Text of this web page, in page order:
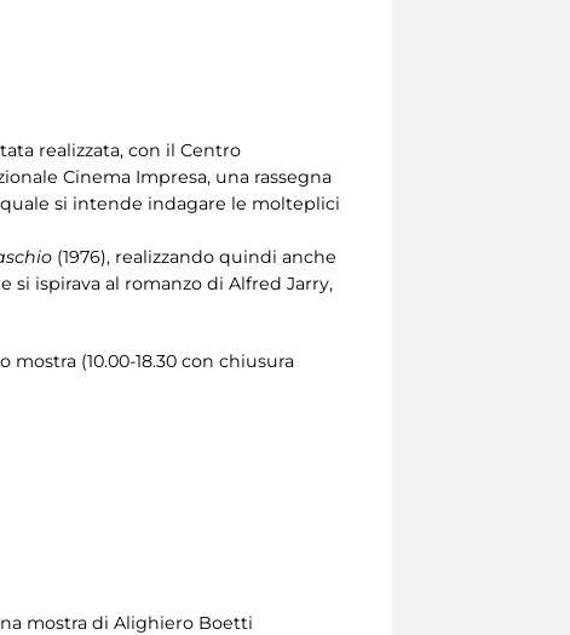
realizzata, con il Centro
Cinema Impresa, una rassegna
si intende indagare le molteplici
(1976), realizzando quindi anche
ispirava al romanzo di Alfred Jarry,
(10.00-18.30 con chiusura
mostra di Alighiero Boetti